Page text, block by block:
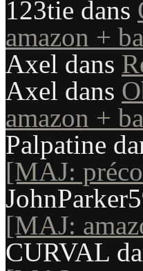
123tie dans
amazon +
Axel dans
Axel dans
amazon +
Palpatine
[MAJ:
[MAJ:
CURVAL